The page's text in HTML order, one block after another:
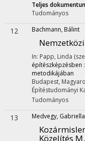
Teljes
Tudományos
12 Bachmann, Bálint
In: Papp, Linda
építészképzésben
metodikájában
Budapest,
Építéstudományi
Tudományos
13 Medvegy, Gabriella
Közelítés